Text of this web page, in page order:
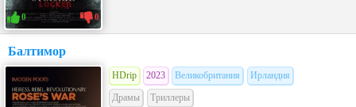
0 0
Балтимор
HDrip 2023 Великобритания
Ирландия
Драмы
Триллеры